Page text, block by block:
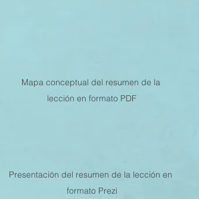
Mapa conceptual del resumen de la
lección en formato PDF
Presentación del resumen de la lección en
formato Prezi